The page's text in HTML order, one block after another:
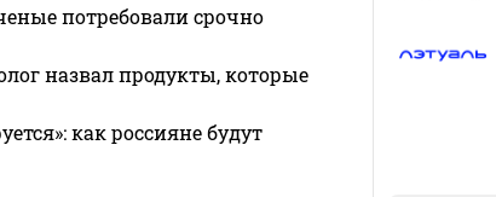
потребовали срочно
назвал продукты, которые
как россияне будут